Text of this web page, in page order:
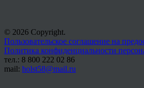
© 2026 Copyright.
Пользовательское соглашение на
Политика конфиденциальности
тел.: 8 800 222 02 86
mail: holst58@mail.ru